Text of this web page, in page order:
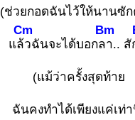
(ช่วยกอดฉันไว้ให้นานซัก
แล้ว
Cm
ฉันจะได้บอกลา
Bm
.. สั
(แม้ว่าครั้งสุดท้าย
ฉันคงทำได้เพียงแค่เท่